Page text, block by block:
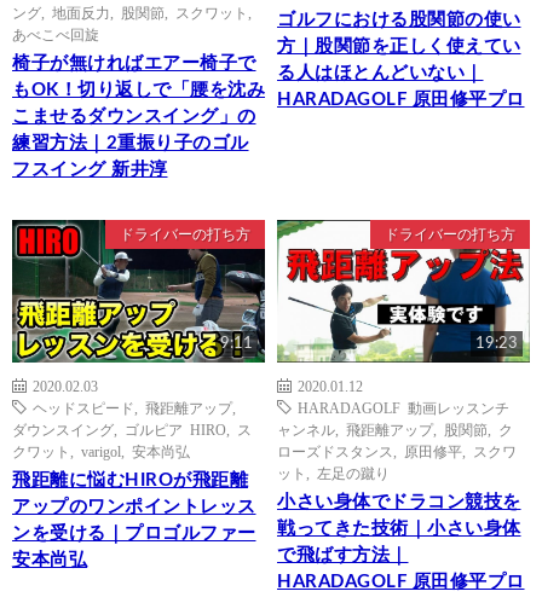
ング
地面反力 股関節 スクワット
あべこべ回旋
椅子が無ければエアー椅子で
もOK！切り返しで「腰を沈み
こませるダウンスイング」の
練習方法｜2重振り子のゴル
フスイング 新井淳
ゴルフにおける股関節の使い
方｜股関節を正しく使えてい
る人はほとんどいない｜
HARADAGOLF 原田修平プロ
ドライバーの打ち方
9:11
2020.02.03
ヘッドスピード
飛距離アップ,
ダウンスイング
ゴルピア HIRO
ス
クワット
varigol 安本尚弘
飛距離に悩むHIROが飛距離
アップのワンポイントレッス
ンを受ける｜プロゴルファー
安本尚弘
ドライバーの打ち方
19:23
2020.01.12
HARADAGOLF 動画レッスンチ
ャンネル
飛距離アップ, 股関節
ク
ローズドスタンス
原田修平
スクワ
ット
左足の蹴り
小さい身体でドラコン競技を
戦ってきた技術｜小さい身体
で飛ばす方法｜
HARADAGOLF 原田修平プロ